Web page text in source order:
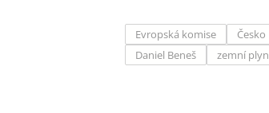
Evropská komise Česko
Daniel Beneš
zemní plyn